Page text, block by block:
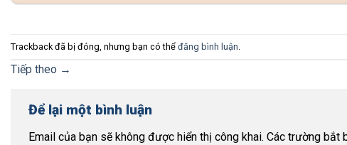
Trackback đã bị đóng, nhưng bạn có thể đăng bình luận
Tiếp theo →
Để lại một bình luận
Email của bạn sẽ không được hiển thị công khai. Các trường bắt